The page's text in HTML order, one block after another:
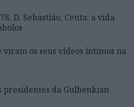
D. Sebastião, Ceuta: a vida
viram os seus vídeos íntimos na
presidentes da Gulbenkian